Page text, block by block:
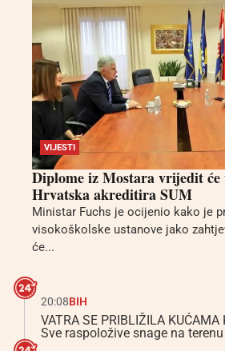
VIJESTI
Diplome iz Mostara vrijedit
Hrvatska akreditira SUM
Ministar Fuchs je ocijenio kako je
visokoškolske ustanove jako
će...
20:08BIH
VATRA SE PRIBLIŽILA KUĆAMA
Sve raspoložive snage na terenu